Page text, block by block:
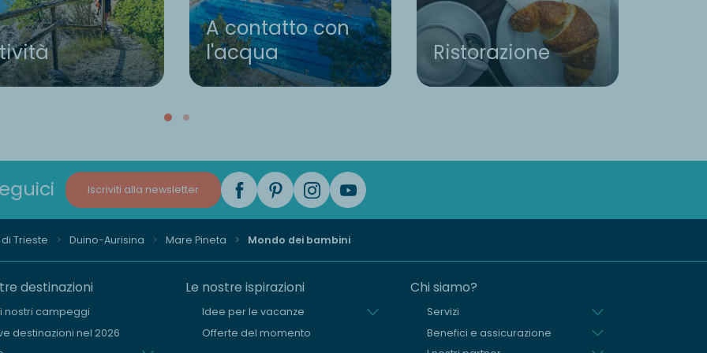
A contatto con
l'acqua
Ristorazione
Iscriviti alla newsletter
Trieste Duino-Aurisina Mare Pineta Mondo dei bambini
destinazioni
nostri campeggi
destinazioni nel 2026
Le nostre ispirazioni
Idee per le vacanze
Offerte del momento
Chi siamo?
Servizi
Benefici e assicurazione